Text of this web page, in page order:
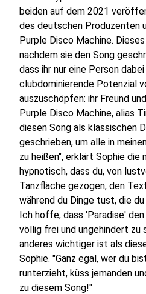
beiden auf dem 2021
des deutschen Produzenten
Purple Disco Machine.
nachdem sie den Song
dass ihr nur eine Person
clubdominierende Potenzial
auszuschöpfen: ihr Freund
Purple Disco Machine, alias
diesen Song als klassischen
geschrieben, um alle in
zu heißen", erklärt Sophie die
hypnotisch, dass du, von
Tanzfläche gezogen, den
während du Dinge tust, die
Ich hoffe, dass 'Paradise'
völlig frei und ungehindert zu
anderes wichtiger ist als
Sophie. "Ganz egal, wer du
runterzieht, küss jemanden
zu diesem Song!"